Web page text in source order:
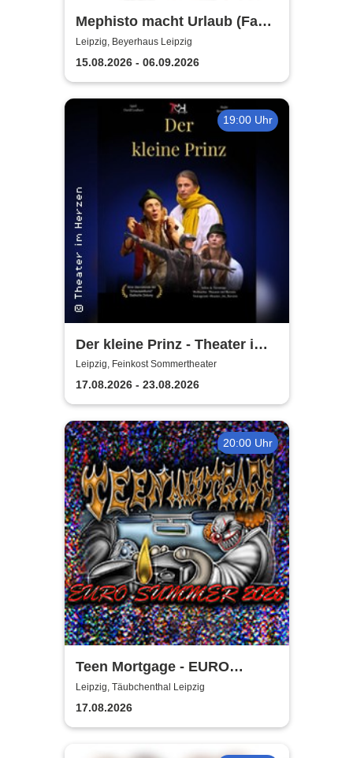
Mephisto macht Urlaub (Fast)
- Sommertheater im
Beyerhaus Leipzig
Leipzig, Beyerhaus Leipzig
15.08.2026 - 06.09.2026
19:00 Uhr
Der kleine Prinz - Theater im
Herzen
Leipzig, Feinkost Sommertheater
17.08.2026 - 23.08.2026
20:00 Uhr
Teen Mortgage - EURO
SUMMER 2026
Leipzig, Täubchenthal Leipzig
17.08.2026